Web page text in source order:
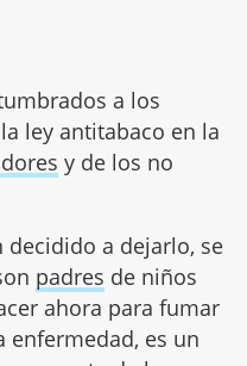
a los
ley antitabaco en la
y de los no
decidido a dejarlo, se
padres de niños
ahora para fumar
enfermedad, es un